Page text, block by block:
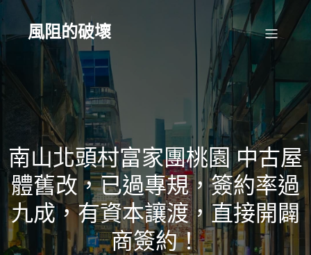
Skip
content風阻的破壞
南山北頭村富家團桃園 中古屋
體舊改，已過專規，簽約率過
九成，有資本讓渡，直接開闢
商簽約！